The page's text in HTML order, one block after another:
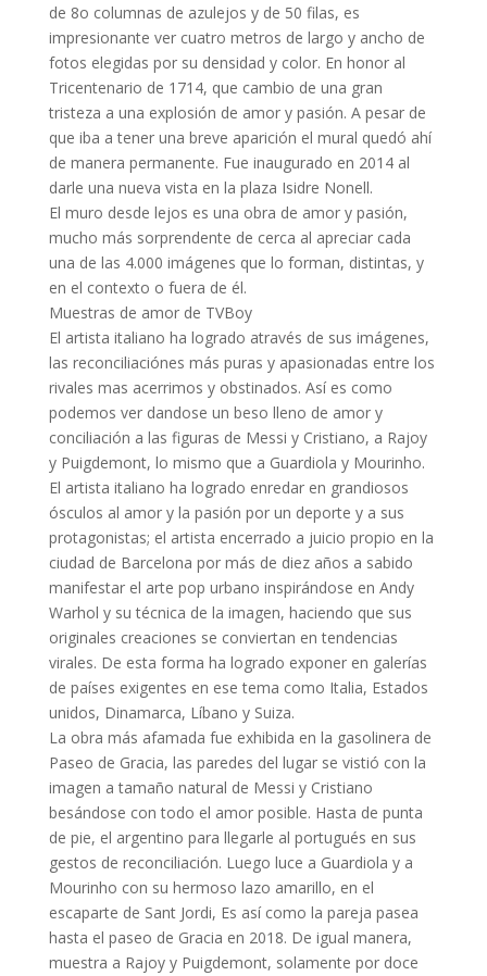
de 8o columnas de azulejos y de 50 filas, es
impresionante ver cuatro metros de largo y ancho de
fotos elegidas por su densidad y color. En honor al
Tricentenario de 1714, que cambio de una gran
tristeza a una explosión de amor y pasión. A pesar de
que iba a tener una breve aparición el mural quedó ahí
de manera permanente. Fue inaugurado en 2014 al
darle una nueva vista en la plaza Isidre Nonell.
El muro desde lejos es una obra de amor y pasión,
mucho más sorprendente de cerca al apreciar cada
una de las 4.000 imágenes que lo forman, distintas, y
en el contexto o fuera de él.
Muestras de amor de TVBoy
El artista italiano ha logrado através de sus imágenes,
las reconciliaciónes más puras y apasionadas entre los
rivales mas acerrimos y obstinados. Así es como
podemos ver dandose un beso lleno de amor y
conciliación a las figuras de Messi y Cristiano, a Rajoy
y Puigdemont, lo mismo que a Guardiola y Mourinho.
El artista italiano ha logrado enredar en grandiosos
ósculos al amor y la pasión por un deporte y a sus
protagonistas; el artista encerrado a juicio propio en la
ciudad de Barcelona por más de diez años a sabido
manifestar el arte pop urbano inspirándose en Andy
Warhol y su técnica de la imagen, haciendo que sus
originales creaciones se conviertan en tendencias
virales. De esta forma ha logrado exponer en galerías
de países exigentes en ese tema como Italia, Estados
unidos, Dinamarca, Líbano y Suiza.
La obra más afamada fue exhibida en la gasolinera de
Paseo de Gracia, las paredes del lugar se vistió con la
imagen a tamaño natural de Messi y Cristiano
besándose con todo el amor posible. Hasta de punta
de pie, el argentino para llegarle al portugués en sus
gestos de reconciliación. Luego luce a Guardiola y a
Mourinho con su hermoso lazo amarillo, en el
escaparte de Sant Jordi, Es así como la pareja pasea
hasta el paseo de Gracia en 2018. De igual manera,
muestra a Rajoy y Puigdemont, solamente por doce